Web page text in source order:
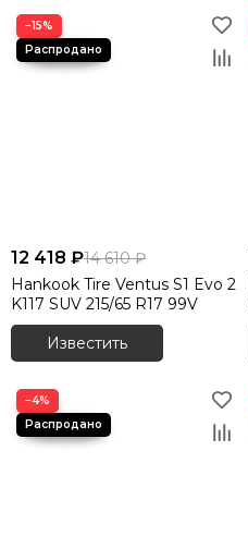
−15%
12 418 ₽14 610 ₽
Hankook Tire Ventus S1 Evo 2
K117 SUV 215/65 R17 99V
Известить
−4%